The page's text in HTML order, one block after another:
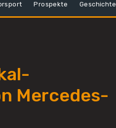
Prospekte Geschichte
Mercedes-